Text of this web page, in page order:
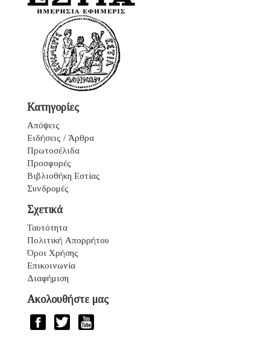
Κατηγορίες
Απόψεις
Ειδήσεις / Άρθρα
Πρωτοσέλιδα
Προσφορές
Βιβλιοθήκη Εστίας
Συνδρομές
Σχετικά
Ταυτότητα
Πολιτική Απορρήτου
Όροι Χρήσης
Επικοινωνία
Διαφήμιση
Ακολουθήστε μας